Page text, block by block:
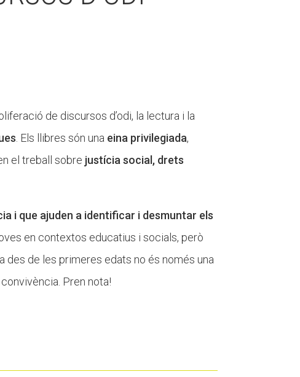
de discursos d’odi, la lectura i la
. Els llibres són una eina privilegiada,
el treball sobre justícia social, drets
i que ajuden a identificar i desmuntar els
en contextos educatius i socials, però
des de les primeres edats no és només una
Pren nota!